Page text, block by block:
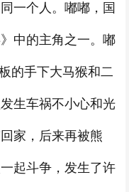
一个人。嘟嘟，国
中的主角之一。嘟
的手下大马猴和二
生车祸不小心和光
家，后来再被熊
起斗争，发生了许